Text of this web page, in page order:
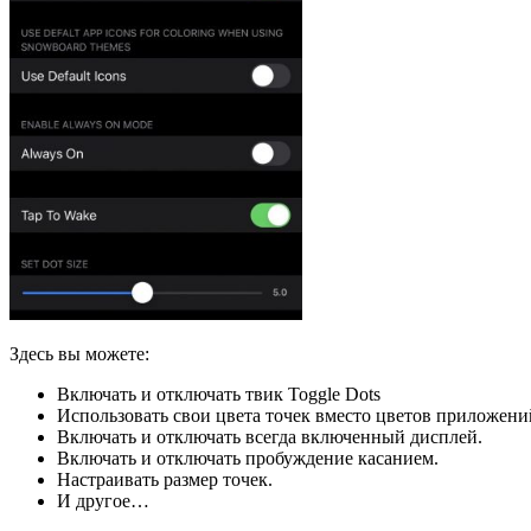
Здесь вы можете:
Включать и отключать твик Toggle Dots
Использовать свои цвета точек вместо цветов
Включать и отключать всегда включенный дисплей.
Включать и отключать пробуждение касанием.
Настраивать размер точек.
И другое…